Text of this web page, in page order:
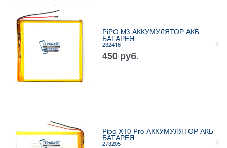
PiPO M3 АККУМУЛЯТОР АКБ
БАТАРЕЯ
232416
450 руб.
Pipo X10 Pro АККУМУЛЯТОР АКБ
БАТАРЕЯ
273205